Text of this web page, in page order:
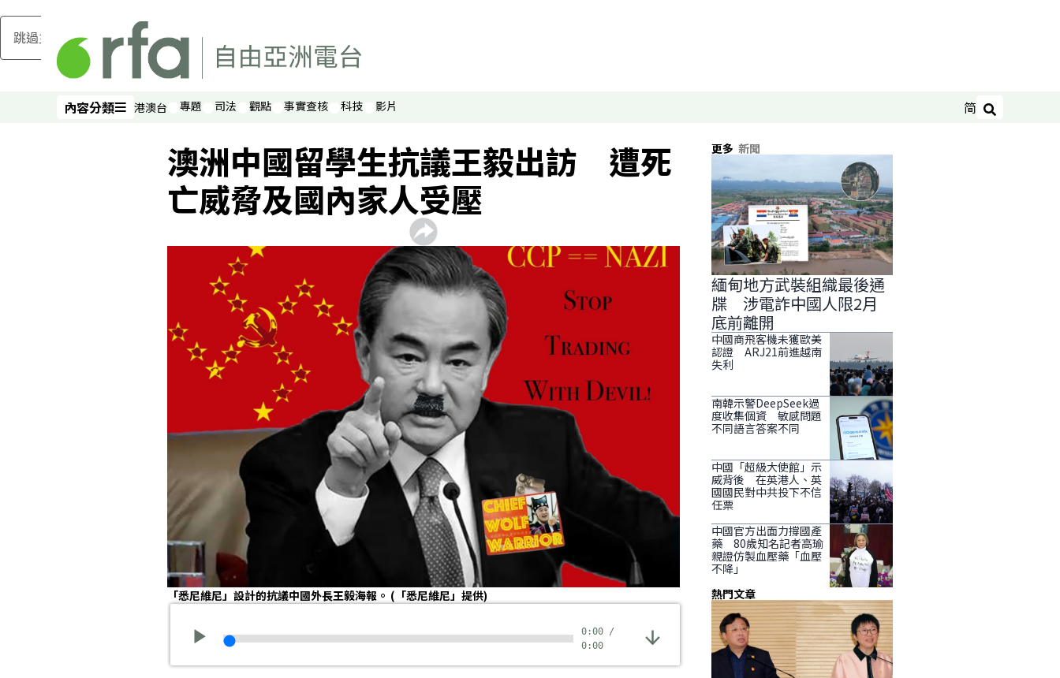
跳過主要內容
內容分類
內容分類 港澳台 專題 司法 觀點 事實查核 科技 影片 简 搜尋
澳洲中國留學生抗議王毅出訪 遭死
亡威脅及國內家人受壓
「悉尼維尼」設計的抗議中國外長王毅海報。 (「悉尼維尼」提供)
0:00 /
0:00
更多 新聞
緬甸地方武裝組織最後通
牒 涉電詐中國人限2月
底前離開
中國商飛客機未獲歐美
認證 ARJ21前進越南
失利
南韓示警DeepSeek過
度收集個資 敏感問題
不同語言答案不同
中國「超級大使館」示
威背後 在英港人、英
國國民對中共投下不信
任票
中國官方出面力撐國產
藥 80歲知名記者高瑜
親證仿製血壓藥「血壓
不降」
熱門文章